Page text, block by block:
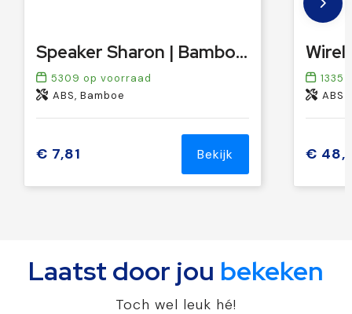
Speaker Sharon | Bamboebehuizing | Draadloos
5309 op voorraad
ABS, Bamboe
€ 7,81 Bekijk
1335
ABS
€
Laatst door jou bekeken
Toch wel leuk hé!